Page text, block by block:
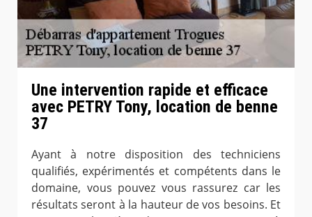
Une intervention rapide et efficace
avec PETRY Tony, location de benne
37
Ayant à notre disposition des techniciens
qualifiés, expérimentés et compétents dans le
domaine, vous pouvez vous rassurez car les
résultats seront à la hauteur de vos besoins. Et